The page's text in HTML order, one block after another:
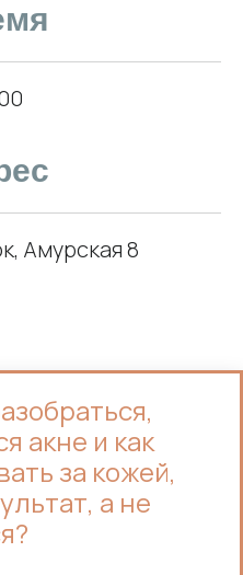
Амурская 8
акне и как
за кожей,
а не